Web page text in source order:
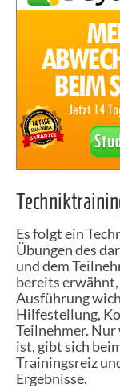
Es folgt ein
Übungen des
und dem
bereits
Ausführung
Hilfestellung,
Teilnehmer.
ist, gibt sich
Trainingsreiz
Ergebnisse.